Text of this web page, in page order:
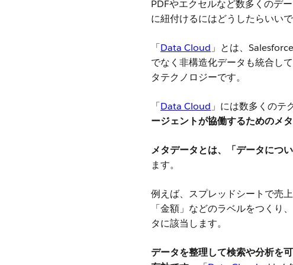
PDFやエクセルなど数多くのデ
に紐付けるにはどうしたらいい
「Data Cloud 」とは、
でなく非構造化データも統合し
タテクノロジーです。
「Data Cloud 」には数多くのテ
ージェントが協働するためのメ
メタデータとは、「データにつ
ます。
例えば、スプレッドシートで売
「金額」などのラベルをつくり
タに該当します。
データを整理して検索や分析を